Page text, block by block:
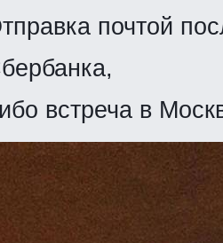
почтой
встреча в